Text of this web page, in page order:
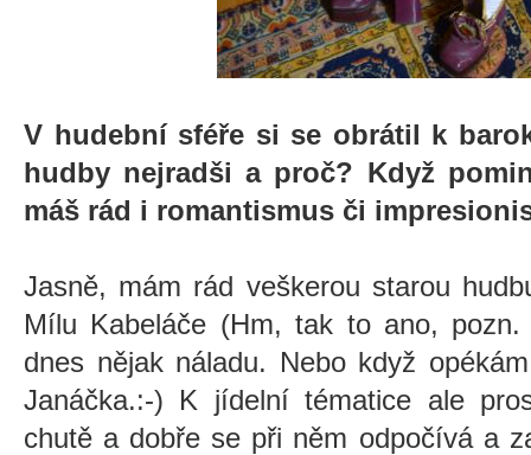
V hudební sféře si se obrátil k
hudby nejradši a proč? Když
máš rád i romantismus či
Jasně, mám rád veškerou starou
Mílu Kabeláče (Hm, tak to ano,
dnes nějak náladu. Nebo když
Janáčka.:-) K jídelní tématice ale
chutě a dobře se při něm odpočívá a